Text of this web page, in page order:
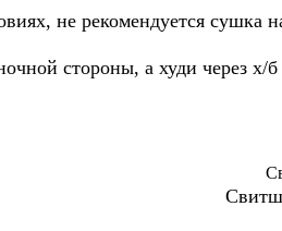
не рекомендуется сушка
стороны, а худи через х/б